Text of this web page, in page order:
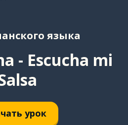
языка
- Escucha mi
урок